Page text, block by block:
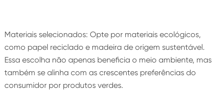
Materiais selecionados: Opte por materiais ecológicos,
como papel reciclado e madeira de origem sustentável.
Essa escolha não apenas beneficia o meio ambiente, mas
também se alinha com as crescentes preferências do
consumidor por produtos verdes.